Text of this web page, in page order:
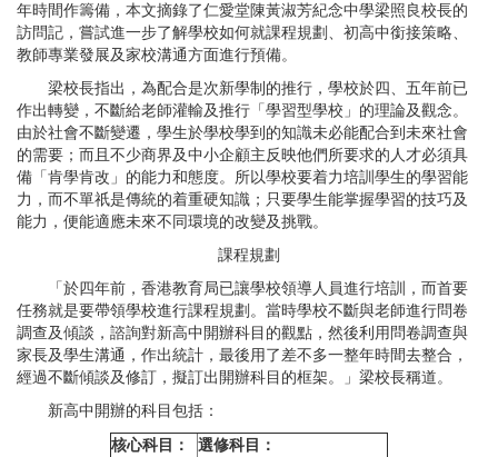
年時間作籌備，本文摘錄了仁愛堂陳黃淑芳紀念中學梁照良校長的
訪問記，嘗試進一步了解學校如何就課程規劃、初高中銜接策略、
教師專業發展及家校溝通方面進行預備。
梁校長指出，為配合是次新學制的推行，學校於四、五年前已
作出轉變，不斷給老師灌輸及推行「學習型學校」的理論及觀念。
由於社會不斷變遷，學生於學校學到的知識未必能配合到未來社會
的需要；而且不少商界及中小企顧主反映他們所要求的人才必須具
備「肯學肯改」的能力和態度。所以學校要着力培訓學生的學習能
力，而不單祇是傳統的着重硬知識；只要學生能掌握學習的技巧及
能力，便能適應未來不同環境的改變及挑戰。
課程規劃
「於四年前，香港教育局已讓學校領導人員進行培訓，而首要
任務就是要帶領學校進行課程規劃。當時學校不斷與老師進行問卷
調查及傾談，諮詢對新高中開辦科目的觀點，然後利用問卷調查與
家長及學生溝通，作出統計，最後用了差不多一整年時間去整合，
經過不斷傾談及修訂，擬訂出開辦科目的框架。」梁校長稱道。
新高中開辦的科目包括：
核心科目：
選修科目：